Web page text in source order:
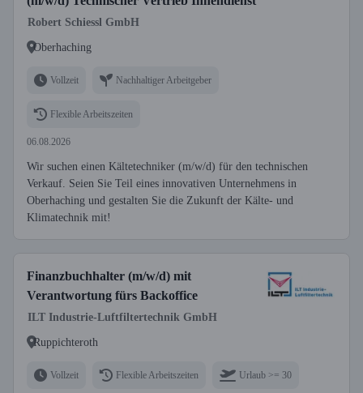
Robert Schiessl GmbH
Oberhaching
Vollzeit Nachhaltiger Arbeitgeber
Flexible Arbeitszeiten
06.08.2026
Wir suchen einen Kältetechniker (m/w/d) für den technischen
Verkauf. Seien Sie Teil eines innovativen Unternehmens in
Oberhaching und gestalten Sie die Zukunft der Kälte- und
Klimatechnik mit!
Finanzbuchhalter (m/w/d) mit
Verantwortung fürs Backoffice
ILT Industrie-Luftfiltertechnik GmbH
Ruppichteroth
Vollzeit Flexible Arbeitszeiten Urlaub >= 30